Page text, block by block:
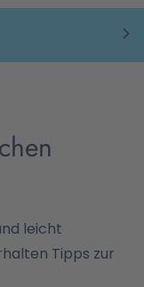
leicht
Tipps zur